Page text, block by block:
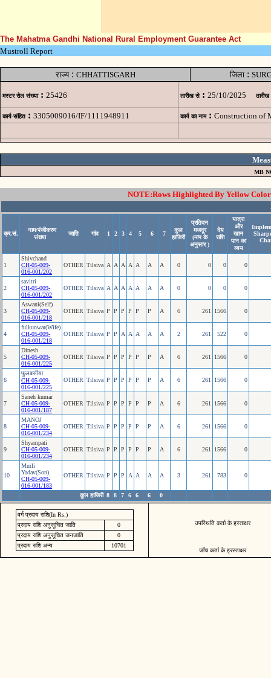
The Mahatma Gandhi National Rural Employment Guarantee Act
Mustroll Report
राज्य: CHHATTISGARH जिला :
मस्टर रोल संख्या : 25426 तारीख से : 25/10/2025 तारीख
कार्य-संहित : 3305009016/IF/1111948911 कार्य का नाम : Construction of
MB
NOTE:Rows Highlighted By Yellow
क्र.सं.
नाम/पंजीकरण
संख्या
जाति गांव 1 2 3 4 5 6 7
कुल
हाजिरी
प्रतिदन
मजदूर
(माप के
अनुसार )
देय
राशि
यात्रा
और
खान
पान का
व्यय
1
Shivchand
CH-05-009-
016-001/202
OTHER Tilsiva A A A A A A A 0 0 0 0
2
savitri
CH-05-009-
016-001/202
OTHER Tilsiva A A A A A A A 0 0 0 0
3
Aswani(Self)
CH-05-009-
016-001/218
OTHER Tilsiva P P P P P P A 6 261 1566 0
4
fulkunwar(Wife)
CH-05-009-
016-001/218
OTHER Tilsiva P P A A A A A 2 261 522 0
5
Dinesh
CH-05-009-
016-001/225
OTHER Tilsiva P P P P P P A 6 261 1566 0
6
फुलबसीया
CH-05-009-
016-001/225
OTHER Tilsiva P P P P P P A 6 261 1566 0
7
Saneh kumar
CH-05-009-
016-001/187
OTHER Tilsiva P P P P P P A 6 261 1566 0
8
MANOJ
CH-05-009-
016-001/234
OTHER Tilsiva P P P P P P A 6 261 1566 0
9
Shyampati
CH-05-009-
016-001/234
OTHER Tilsiva P P P P P P A 6 261 1566 0
10
Murli
Yadav(Son)
CH-05-009-
016-001/183
OTHER Tilsiva P P P A A A A 3 261 783 0
कुल हाजिरी 8 8 7 6 6 6 0
वर्ग प्रदाय राशि(In Rs.)
प्रदाय राशि अनुसूचित जाति
0
प्रदाय राशि अनुसूचित जनजाति
0
प्रदाय राशि अन्य
10701
उपस्थिति कर्ता के हस्ताक्षर
जॉच कर्ता के ह्रस्ताक्षर